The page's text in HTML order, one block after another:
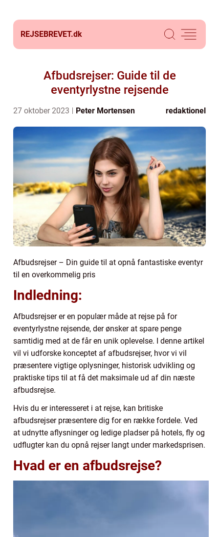
REJSEBREVET.dk
Afbudsrejser: Guide til de
eventyrlystne rejsende
27 oktober 2023 Peter Mortensen redaktionel
Afbudsrejser – Din guide til at opnå fantastiske eventyr
til en overkommelig pris
Indledning:
Afbudsrejser er en populær måde at rejse på for
eventyrlystne rejsende, der ønsker at spare penge
samtidig med at de får en unik oplevelse. I denne artikel
vil vi udforske konceptet af afbudsrejser, hvor vi vil
præsentere vigtige oplysninger, historisk udvikling og
praktiske tips til at få det maksimale ud af din næste
afbudsrejse.
Hvis du er interesseret i at rejse, kan britiske
afbudsrejser præsentere dig for en række fordele. Ved
at udnytte aflysninger og ledige pladser på hotels, fly og
udflugter kan du opnå rejser langt under markedsprisen.
Hvad er en afbudsrejse?